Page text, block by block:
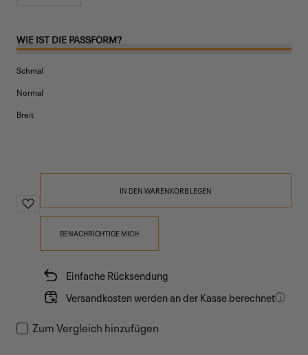
nicht
verfügbar
Variante
oder
nicht
WIE IST DIE PASSFORM?
Schmal
Normal
Breit
IN DEN WARENKORB LEGEN
BENACHRICHTIGE MICH
Einfache Rücksendung
Versandkosten werden an der Kasse berechnet
Zum Vergleich hinzufügen